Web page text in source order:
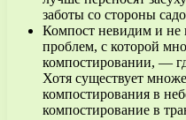
заботы со стороны
Компост невидим и не
проблем, с которой
компостировании, —
Хотя существует
компостирования в
компостирование в